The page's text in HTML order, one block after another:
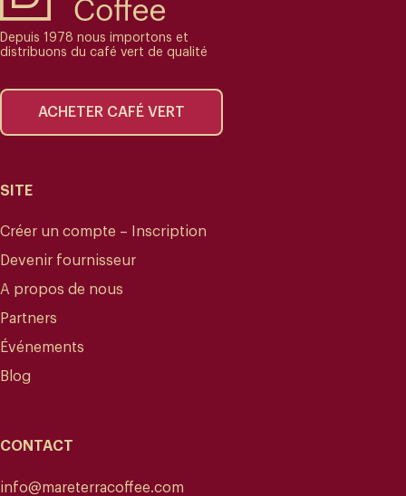
Depuis 1978 nous importons et
distribuons du café vert de qualité
ACHETER CAFÉ VERT
SITE
Créer un compte – Inscription
Devenir fournisseur
A propos de nous
Partners
Événements
Blog
CONTACT
info@mareterracoffee.com